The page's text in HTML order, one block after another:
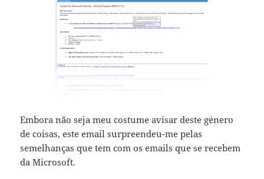
Embora não seja meu costume avisar deste género
de coisas, este email surpreendeu-me pelas
semelhanças que tem com os emails que se recebem
da Microsoft.